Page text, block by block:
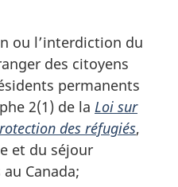
ou l’interdiction du
des citoyens
permanents
2(1) de la Loi sur
des réfugiés,
et du séjour
Canada;